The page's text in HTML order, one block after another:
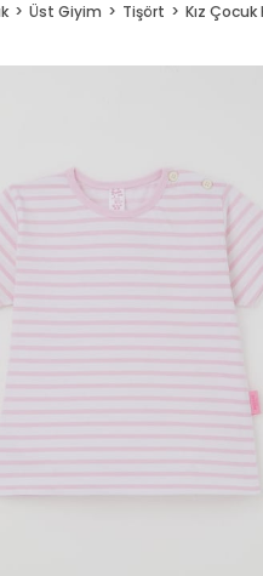
Üst Giyim Tişört Kız